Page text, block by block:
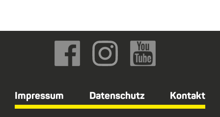
Impressum Datenschutz Kontakt